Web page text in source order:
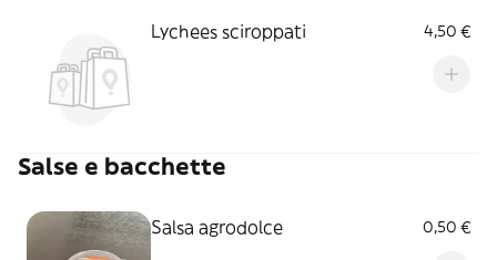
Lychees sciroppati 4,50 €
Salse e bacchette
Salsa agrodolce 0,50 €